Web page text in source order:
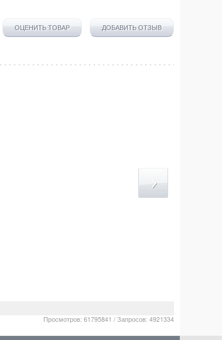
ОЦЕНИТЬ ТОВАР ДОБАВИТЬ ОТЗЫВ
Просмотров: 61795841 / Запросов: 4921334